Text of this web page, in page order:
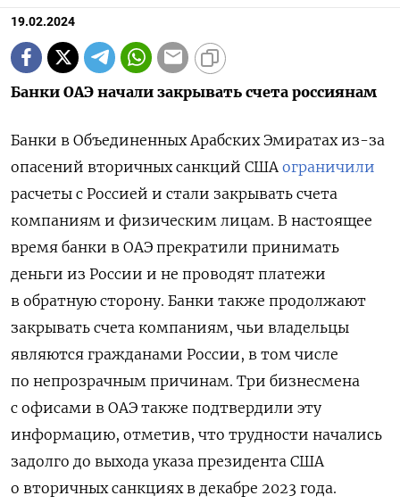
19.02.2024
Банки ОАЭ начали закрывать счета россиянам
Банки в Объединенных Арабских Эмиратах из-за
опасений вторичных санкций США ограничили
расчеты с Россией и стали закрывать счета
компаниям и физическим лицам. В настоящее
время банки в ОАЭ прекратили принимать
деньги из России и не проводят платежи
в обратную сторону. Банки также продолжают
закрывать счета компаниям, чьи владельцы
являются гражданами России, в том числе
по непрозрачным причинам. Три бизнесмена
с офисами в ОАЭ также подтвердили эту
информацию, отметив, что трудности начались
задолго до выхода указа президента США
о вторичных санкциях в декабре 2023 года.